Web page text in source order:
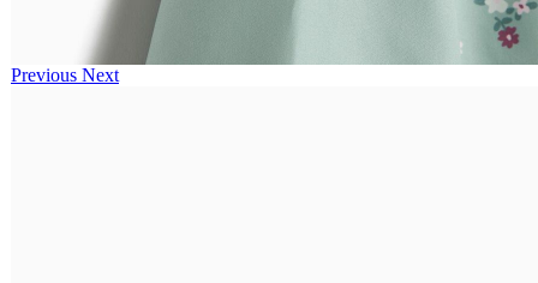
Previous Next